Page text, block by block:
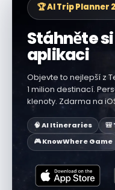
🏆 AI Trip Planner
Stáhněte
aplikaci
Objevte to nejlepší z
1 milion destinací.
klenoty. Zdarma na
🧠 AI Itineraries
🎮 KnowWhere Game